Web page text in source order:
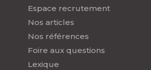
Espace recrutement
Nos articles
Nos références
Foire aux questions
Lexique